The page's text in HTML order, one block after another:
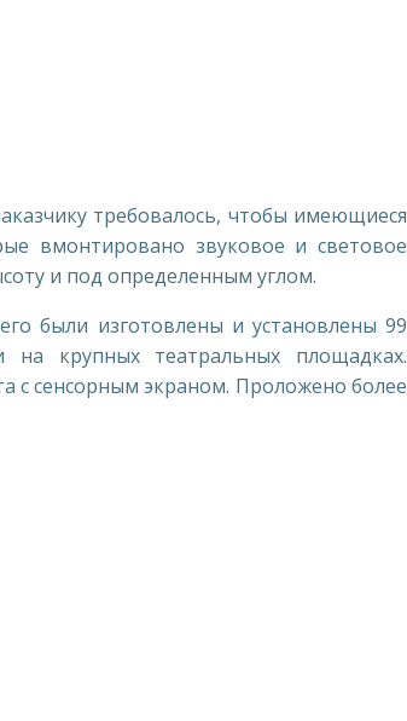
требовалось, чтобы имеющиеся
вмонтировано звуковое и световое
и под определенным углом.
были изготовлены и установлены 99
крупных театральных площадках.
с сенсорным экраном. Проложено более